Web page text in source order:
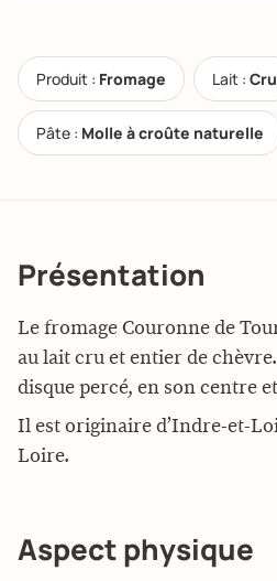
Produit : Fromage Lait : Cru
Pâte : Molle à croûte naturelle
Présentation
Le fromage Couronne de
au lait cru et entier de
disque percé, en son centre
Il est originaire d’Indre-et-
Loire.
Aspect physique